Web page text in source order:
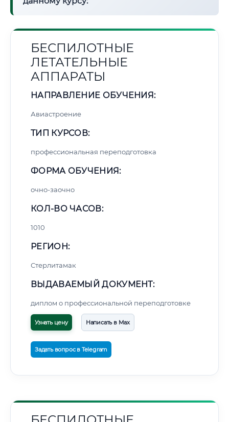
БЕСПИЛОТНЫЕ
ЛЕТАТЕЛЬНЫЕ
АППАРАТЫ
НАПРАВЛЕНИЕ ОБУЧЕНИЯ:
Авиастроение
ТИП КУРСОВ:
профессиональная переподготовка
ФОРМА ОБУЧЕНИЯ:
очно-заочно
КОЛ-ВО ЧАСОВ:
1010
РЕГИОН:
Стерлитамак
ВЫДАВАЕМЫЙ ДОКУМЕНТ:
диплом о профессиональной переподготовке
Узнать цену Написать в Max
Задать вопрос в Telegram